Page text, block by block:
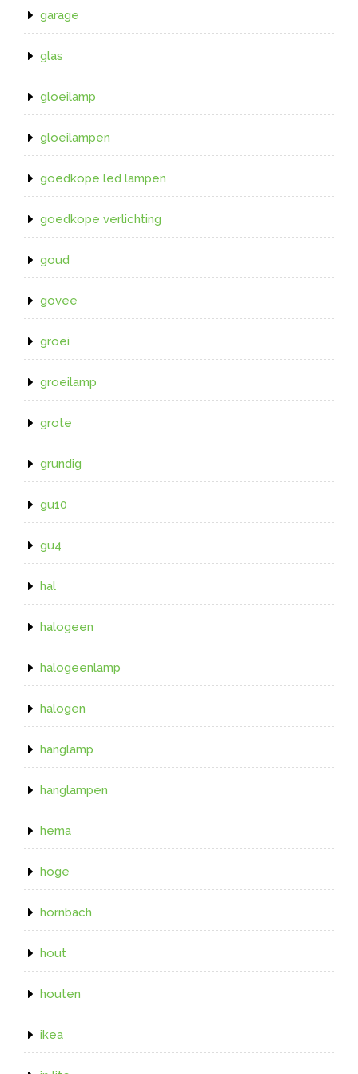
garage
glas
gloeilamp
gloeilampen
goedkope led lampen
goedkope verlichting
goud
govee
groei
groeilamp
grote
grundig
gu10
gu4
hal
halogeen
halogeenlamp
halogen
hanglamp
hanglampen
hema
hoge
hornbach
hout
houten
ikea